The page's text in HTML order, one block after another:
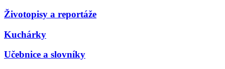
Životopisy a reportáže
Kuchárky
Učebnice a slovníky